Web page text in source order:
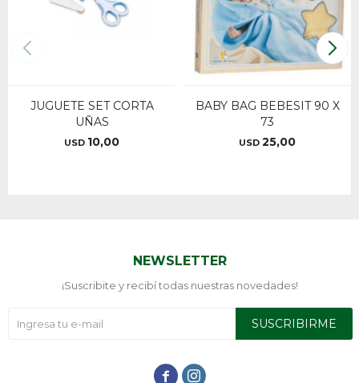
JUGUETE SET CORTA
UÑAS
USD 10,00
BABY BAG BEBESIT 90 X
73
USD 25,00
NEWSLETTER
¡Suscribite y recibí todas nuestras novedades!
SUSCRIBIRME
 